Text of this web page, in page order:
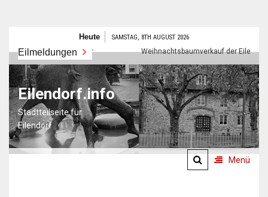
springen
Heute SAMSTAG, 8TH AUGUST 2026
Eilmeldungen
Frohes neues Jahr Weihnachtsbaumverkauf der Eilendorfer
Eilendorf.info
Stadtteilseite für
Eilendorf
Menü